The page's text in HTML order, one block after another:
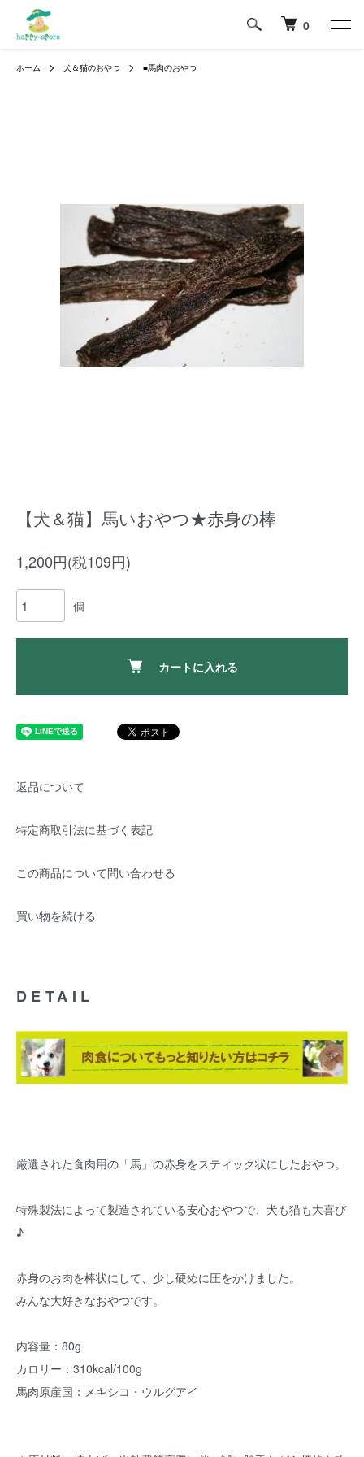
0
ホーム 犬＆猫のおやつ ■馬肉のおやつ
【犬＆猫】馬いおやつ★赤身の棒
1,200円(税109円)
個
カートに入れる
返品について
特定商取引法に基づく表記
この商品について問い合わせる
買い物を続ける
DETAIL
厳選された食肉用の「馬」の赤身をスティック状にしたおやつ。
特殊製法によって製造されている安心おやつで、犬も猫も大喜び
♪
赤身のお肉を棒状にして、少し硬めに圧をかけました。
みんな大好きなおやつです。
内容量：80g
カロリー：310kcal/100g
馬肉原産国：メキシコ・ウルグアイ